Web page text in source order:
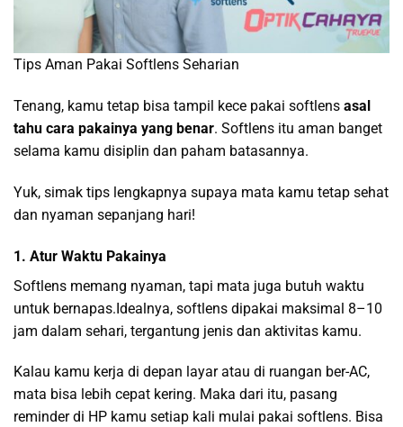
Tips Aman Pakai Softlens Seharian
Tenang, kamu tetap bisa tampil kece pakai softlens asal
tahu cara pakainya yang benar. Softlens itu aman banget
selama kamu disiplin dan paham batasannya.
Yuk, simak tips lengkapnya supaya mata kamu tetap sehat
dan nyaman sepanjang hari!
1. Atur Waktu Pakainya
Softlens memang nyaman, tapi mata juga butuh waktu
untuk bernapas.Idealnya, softlens dipakai maksimal 8–10
jam dalam sehari, tergantung jenis dan aktivitas kamu.
Kalau kamu kerja di depan layar atau di ruangan ber-AC,
mata bisa lebih cepat kering. Maka dari itu, pasang
reminder di HP kamu setiap kali mulai pakai softlens. Bisa